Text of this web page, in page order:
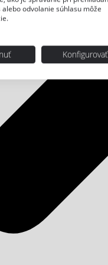
odvolanie súhlasu môže
Konfigurovať